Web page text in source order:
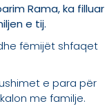
Rama, ka filluar
e tij.
fëmijët shfaqet
e para për
me familje.